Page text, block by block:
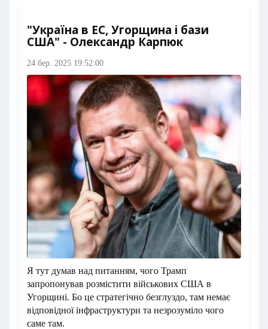
"Україна в ЕС, Угорщина і бази
США" - Олександр Карпюк
24 бер. 2025 19:52:00
Я тут думав над питанням, чого Трамп
запропонував розмістити військових США в
Угорщині. Бо це стратегічно безглуздо, там немає
відповідної інфраструктури та незрозуміло чого
саме там.